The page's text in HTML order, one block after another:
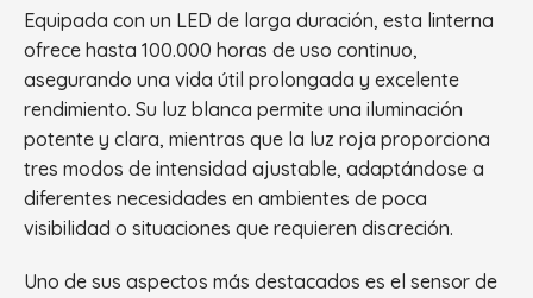
Equipada con un LED de larga duración, esta linterna
ofrece hasta 100.000 horas de uso continuo,
asegurando una vida útil prolongada y excelente
rendimiento. Su luz blanca permite una iluminación
potente y clara, mientras que la luz roja proporciona
tres modos de intensidad ajustable, adaptándose a
diferentes necesidades en ambientes de poca
visibilidad o situaciones que requieren discreción.
Uno de sus aspectos más destacados es el sensor de